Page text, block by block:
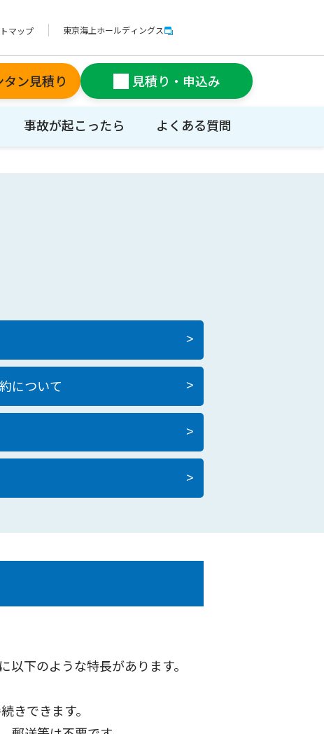
マップ 東京海上ホールディングス
ン見積り 見積り・申込み
事故が起こったら よくある質問
>
について >
>
>
下のような特長があります。
きできます。